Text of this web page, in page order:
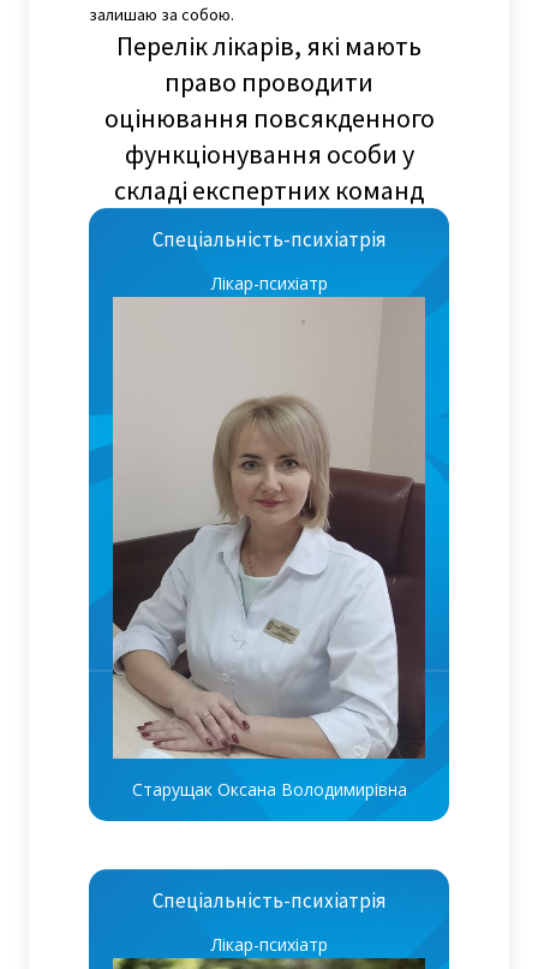
залишаю за собою.
Перелік лікарів, які мають
право проводити
оцінювання повсякденного
функціонування особи у
складі експертних команд
Спеціальність-психіатрія
Лікар-психіатр
Старущак Оксана Володимирівна
Спеціальність-психіатрія
Лікар-психіатр